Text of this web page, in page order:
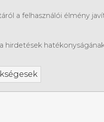
a felhasználói élmény
hirdetések